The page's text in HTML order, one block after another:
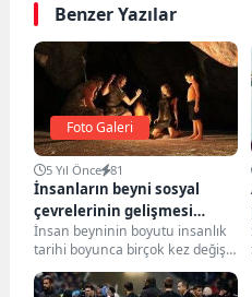
Benzer Yazılar
Foto Galeri
5 Yıl Önce 81
İnsanların beyni sosyal
çevrelerinin gelişmesi
nedeniyle 3 bin yıl önce
küçüldü
İnsan beyninin boyutu insanlık
tarihi boyunca birçok kez değişti.
Ancak, ABD'de yapılan yeni bir
çalışma,...